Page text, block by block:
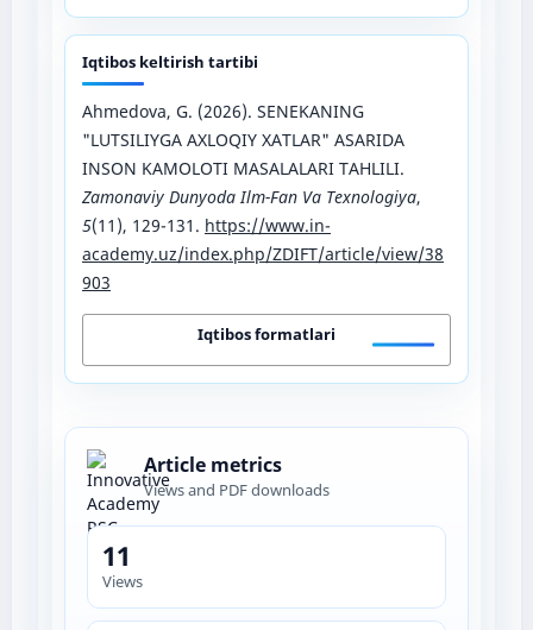
Iqtibos keltirish tartibi
Ahmedova, G. (2026). SENEKANING
"LUTSILIYGA AXLOQIY XATLAR" ASARIDA
INSON KAMOLOTI MASALALARI TAHLILI.
Zamonaviy Dunyoda Ilm-Fan Va Texnologiya,
5(11), 129-131. https://www.in-
academy.uz/index.php/ZDIFT/article/view/38
903
Iqtibos formatlari
Article metrics
Views and PDF downloads
11
Views